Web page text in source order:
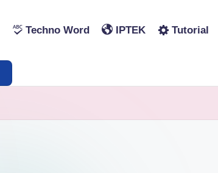
Techno Word IPTEK Tutorial